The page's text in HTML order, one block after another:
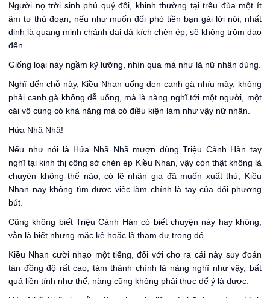
Người nọ trời sinh phú quý đôi, khinh thường tại trêu đùa một ít
âm tư thủ đoạn, nếu như muốn đối phó tiền bạn gái lời nói, nhất
định là quang minh chánh đại đả kích chèn ép, sẽ không trộm đạo
đến.
Giống loại này ngầm kỹ lưỡng, nhìn qua mà như là nữ nhân dùng.
Nghĩ đến chỗ này, Kiều Nhan uống đen canh gà nhíu mày, không
phải canh gà không dễ uống, mà là nàng nghĩ tới một người, một
cái vô cùng có khả năng mà có điều kiện làm như vậy nữ nhân.
Hứa Nhã Nhã!
Nếu như nói là Hứa Nhã Nhã mượn dùng Triệu Cảnh Hàn tay
nghĩ tại kinh thị công sở chèn ép Kiều Nhan, vậy còn thật không là
chuyện không thể nào, có lẽ nhân gia đã muốn xuất thủ, Kiều
Nhan nay không tìm được việc làm chính là tay của đối phương
bút.
Cũng không biết Triệu Cảnh Hàn có biết chuyện này hay không,
vẫn là biết nhưng mặc kệ hoặc là tham dự trong đó.
Kiều Nhan cười nhạo một tiếng, đối với cho ra cái này suy đoán
tán đồng độ rất cao, tám thành chính là nàng nghĩ như vậy, bất
quá liền tính như thế, nàng cũng không phải thực để ý là được.